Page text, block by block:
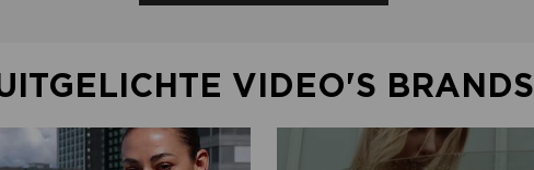
VIDEO'S BRANDS